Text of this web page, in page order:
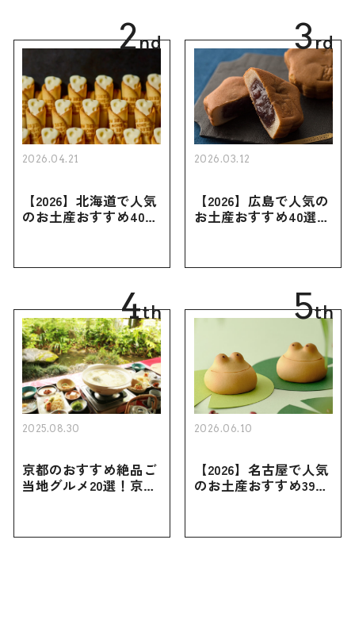
2nd
2026.04.21
【2026】北海道で人気
のお土産おすすめ40選
買えない限定品、女性
3rd
2026.03.12
【2026】広島で人気の
お土産おすすめ40選｜
き用、女性向けまで幅
4th
2025.08.30
京都のおすすめ絶品ご
当地グルメ20選！京都
5th
2026.06.10
【2026】名古屋で人気
のお土産おすすめ39選
お土産・ばらまき用ま